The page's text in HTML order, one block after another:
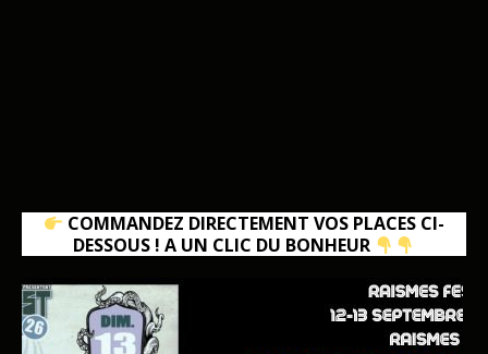
COMMANDEZ DIRECTEMENT VOS PLACES CI-
DESSOUS ! A UN CLIC DU BONHEUR